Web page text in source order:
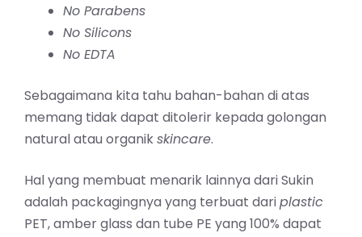
No Parabens
No Silicons
No EDTA
Sebagaimana kita tahu bahan-bahan di atas
memang tidak dapat ditolerir kepada golongan
natural atau organikskincare.
Hal yang membuat menarik lainnya dari Sukin
adalah packagingnya yang terbuat dariplastic
PET, amber glass dan tube PE yang 100% dapat